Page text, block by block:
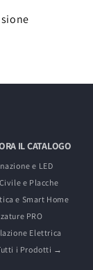
IL CATALOGO
e LED
e Placche
e Smart Home
PRO
Elettrica
i Prodotti →